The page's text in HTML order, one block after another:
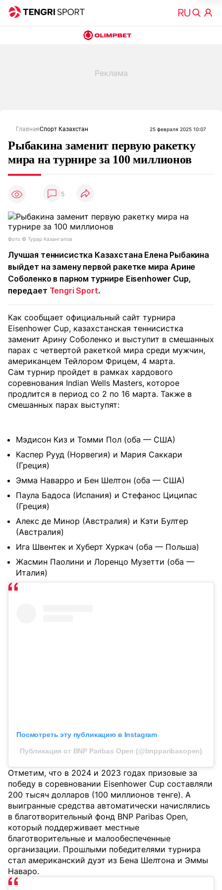
ГлавнаяСпорт Казахстан 25 февраля 2025 10:07
Рыбакина заменит первую ракетку
мира на турнире за 100 миллионов
5
Фото ©️ Турар Казангапов
Лучшая теннисистка Казахстана Елена Рыбакина
выйдет на замену первой ракетке мира Арине
Соболенко в парном турнире Eisenhower Cup,
передает Tengri Sport.
Как сообщает официальный сайт турнира
Eisenhower Cup, казахстанская теннисистка
заменит Арину Соболенко и выступит в смешанных
парах с четвертой ракеткой мира среди мужчин,
американцем Тейлором Фрицем, 4 марта.
Сам турнир пройдет в рамках хардового
соревнования Indian Wells Masters, которое
продлится в период со 2 по 16 марта. Также в
смешанных парах выступят:
Мэдисон Киз и Томми Пол (оба — США)
Каспер Рууд (Норвегия) и Мария Саккари
(Греция)
Эмма Наварро и Бен Шелтон (оба — США)
Паула Бадоса (Испания) и Стефанос Циципас
(Греция)
Алекс де Минор (Австралия) и Кэти Бултер
(Австралия)
Ига Швентек и Хуберт Хуркач (оба — Польша)
Жасмин Паолини и Лоренцо Музетти (оба —
Италия)
Посмотреть эту публикацию в Instagram
Публикация от BNP Paribas Open (@bnpparibasopen)
Отметим, что в 2024 и 2023 годах призовые за
победу в соревновании Eisenhower Cup составляли
200 тысяч долларов (100 миллионов тенге). А
выигранные средства автоматически начислялись
в благотворительный фонд BNP Paribas Open,
который поддерживает местные
благотворительные и малообеспеченные
организации. Прошлыми победителями турнира
стал американский дуэт из Бена Шелтона и Эммы
Наваро.